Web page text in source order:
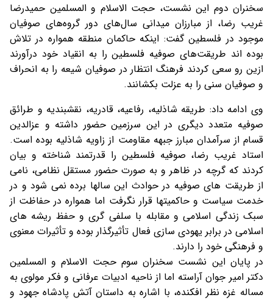
سخنران دوم این نشست، حجت الاسلام و المسلمین حمیدرضا
غریب رضا، از مبارزان میدانی سال‌های دور گروه‌های صوفیان
موجود در فلسطین گفت: اینکه حاکمان منطقه همواره در تلاش
بوده اند طریقت‌های صوفیه فلسطین را به انقیاد خود درآورند
ازین رو سعی کردند فرهنگ انتظار در صوفیان شیعه را به انحراف
و صوفیان سنی را به عزلت بکشانند.
وی ادامه داد: طریقه شاذلیه، رفاعیه، قادریه، نقشبندیه و طرائق
صوفیه متعدد دیگری در این سرزمین حضور داشته و عزالدین
قسام از سرآمدان مبارز جبهه مقاومت از زاویه شاذلیه بوده است.
استاد غریب رضا، صوفیه فلسطین را قدرتمند شناخته و بیان
کردند که گرچه در ظاهر و به صورت حضور مستقل نظامی، نامی
از طریقت های صوفیه در حوادث این سالها برده نمی شود و در
خدمت سیاست و حاکمیتها قرار نگرفت اما همواره در حفاظت از
سبک زندگی اسلامی و مقابله با سلفی گری و حفظ ریشه های
اسلامی در برابر یهودی سازی فعال تأثیرگذار بوده و تأثیرات معنوی
و فرهنگی خود را دارند.
در پایان این نشست سخنران سوم حجت الاسلام و المسلمین
دکتر امیر جوان آراسته اما از ناحیه ادبیات عرفانی و فکر مولوی به
مساله غزه نظر افکنده، با اشاره به داستان آتش پادشاه جهود و